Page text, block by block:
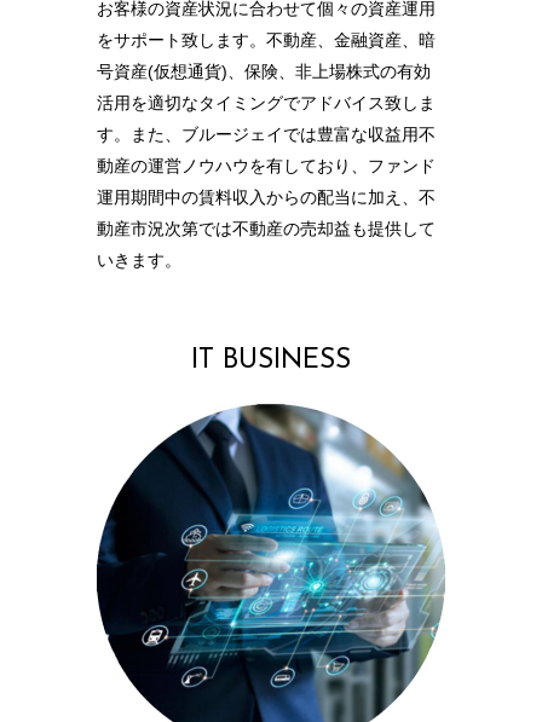
お客様の資産状況に合わせて個々の資産運用
をサポート致します。不動産、金融資産、暗
号資産(仮想通貨)、保険、非上場株式の有効
活用を適切なタイミングでアドバイス致しま
す。また、ブルージェイでは豊富な収益用不
動産の運営ノウハウを有しており、ファンド
運用期間中の賃料収入からの配当に加え、不
動産市況次第では不動産の売却益も提供して
いきます。
IT BUSINESS